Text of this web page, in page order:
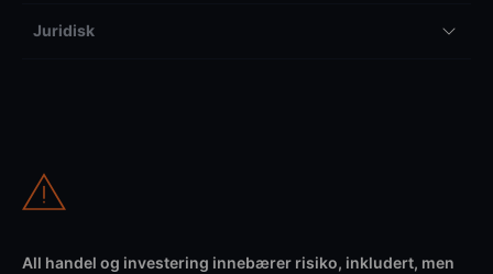
Juridisk
All handel og investering innebærer risiko, inkludert, men